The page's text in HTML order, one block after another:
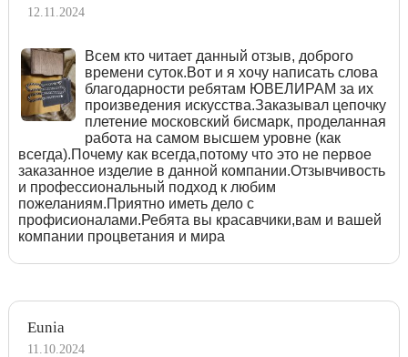
12.11.2024
Всем кто читает данный отзыв, доброго
времени суток.Вот и я хочу написать слова
благодарности ребятам ЮВЕЛИРАМ за их
произведения искусства.Заказывал цепочку
плетение московский бисмарк, проделанная
работа на самом высшем уровне (как
всегда).Почему как всегда,потому что это не первое
заказанное изделие в данной компании.Отзывчивость
и профессиональный подход к любим
пожеланиям.Приятно иметь дело с
профисионалами.Ребята вы красавчики,вам и вашей
компании процветания и мира
Eunia
11.10.2024